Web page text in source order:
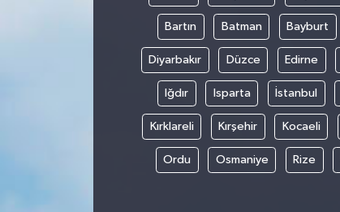
Bartın Batman Bayburt
Diyarbakır Düzce Edirne
Iğdır Isparta İstanbul
Kırklareli Kırşehir Kocaeli
Ordu Osmaniye Rize